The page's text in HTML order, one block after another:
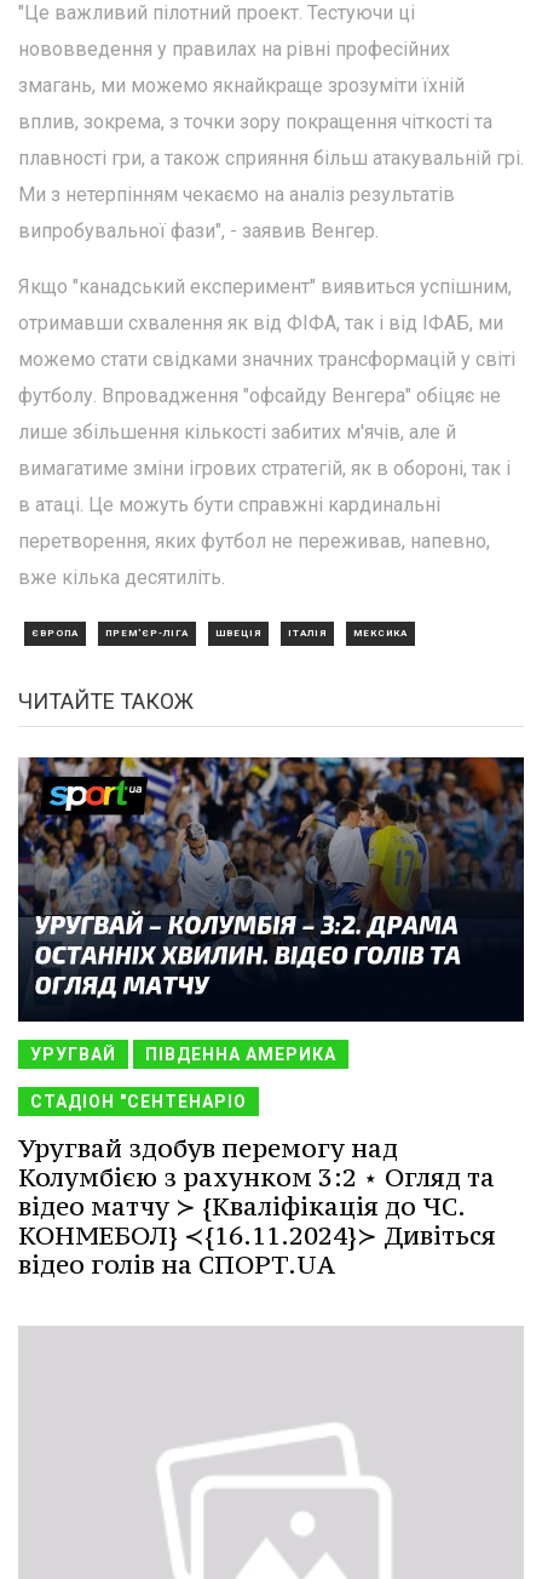
"Це важливий пілотний проект. Тестуючи ці
нововведення у правилах на рівні професійних
змагань, ми можемо якнайкраще зрозуміти їхній
вплив, зокрема, з точки зору покращення чіткості та
плавності гри, а також сприяння більш атакувальній грі.
Ми з нетерпінням чекаємо на аналіз результатів
випробувальної фази", - заявив Венгер.
Якщо "канадський експеримент" виявиться успішним,
отримавши схвалення як від ФІФА, так і від ІФАБ, ми
можемо стати свідками значних трансформацій у світі
футболу. Впровадження "офсайду Венгера" обіцяє не
лише збільшення кількості забитих м'ячів, але й
вимагатиме зміни ігрових стратегій, як в обороні, так і
в атаці. Це можуть бути справжні кардинальні
перетворення, яких футбол не переживав, напевно,
вже кілька десятиліть.
ЄВРОПА ПРЕМ'ЄР-ЛІГА ШВЕЦІЯ ІТАЛІЯ МЕКСИКА
ЧИТАЙТЕ ТАКОЖ
УРУГВАЙ ПІВДЕННА АМЕРИКА
СТАДІОН "СЕНТЕНАРІО
Уругвай здобув перемогу над
Колумбією з рахунком 3:2 ⋆ Огляд та
відео матчу ≻ {Кваліфікація до ЧС.
КОНМЕБОЛ} ≺{16.11.2024}≻ Дивіться
відео голів на СПОРТ.UA